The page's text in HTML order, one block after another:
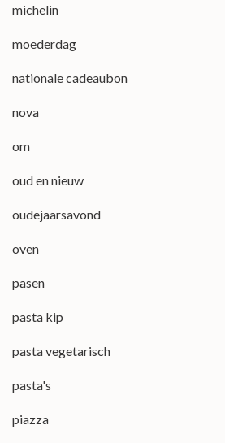
michelin
moederdag
nationale cadeaubon
nova
om
oud en nieuw
oudejaarsavond
oven
pasen
pasta kip
pasta vegetarisch
pasta's
piazza